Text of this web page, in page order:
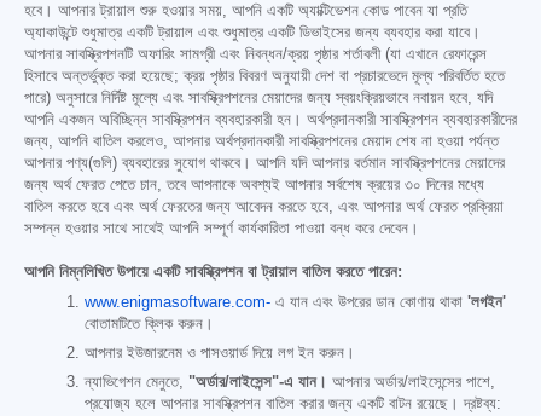
হবে। আপনার ট্রায়াল শুরু হওয়ার সময়, আপনি একটি অ্যাক্টিভেশন কোড পাবেন যা প্রতি
অ্যাকাউন্টে শুধুমাত্র একটি ট্রায়াল এবং শুধুমাত্র একটি ডিভাইসের জন্য ব্যবহার করা যাবে।
আপনার সাবস্ক্রিপশনটি অফারিং সামগ্রী এবং নিবন্ধন/ক্রয় পৃষ্ঠার শর্তাবলী (যা এখানে রেফারেন্স
হিসাবে অন্তর্ভুক্ত করা হয়েছে; ক্রয় পৃষ্ঠার বিবরণ অনুযায়ী দেশ বা প্রচারভেদে মূল্য পরিবর্তিত হতে
পারে) অনুসারে নির্দিষ্ট মূল্যে এবং সাবস্ক্রিপশনের মেয়াদের জন্য স্বয়ংক্রিয়ভাবে নবায়ন হবে, যদি
আপনি একজন অবিচ্ছিন্ন সাবস্ক্রিপশন ব্যবহারকারী হন। অর্থপ্রদানকারী সাবস্ক্রিপশন ব্যবহারকারীদের
জন্য, আপনি বাতিল করলেও, আপনার অর্থপ্রদানকারী সাবস্ক্রিপশনের মেয়াদ শেষ না হওয়া পর্যন্ত
আপনার পণ্য(গুলি) ব্যবহারের সুযোগ থাকবে। আপনি যদি আপনার বর্তমান সাবস্ক্রিপশনের মেয়াদের
জন্য অর্থ ফেরত পেতে চান, তবে আপনাকে অবশ্যই আপনার সর্বশেষ ক্রয়ের ৩০ দিনের মধ্যে
বাতিল করতে হবে এবং অর্থ ফেরতের জন্য আবেদন করতে হবে, এবং আপনার অর্থ ফেরত প্রক্রিয়া
সম্পন্ন হওয়ার সাথে সাথেই আপনি সম্পূর্ণ কার্যকারিতা পাওয়া বন্ধ করে দেবেন।
আপনি নিম্নলিখিত উপায়ে একটি সাবস্ক্রিপশন বা ট্রায়াল বাতিল করতে পারেন:
www.enigmasoftware.com- এ যান এবং উপরের ডান কোণায় থাকা 'লগইন'
বোতামটিতে ক্লিক করুন।
আপনার ইউজারনেম ও পাসওয়ার্ড দিয়ে লগ ইন করুন।
ন্যাভিগেশন মেনুতে, "অর্ডার/লাইসেন্স"-এ যান। আপনার অর্ডার/লাইসেন্সের পাশে,
প্রযোজ্য হলে আপনার সাবস্ক্রিপশন বাতিল করার জন্য একটি বাটন রয়েছে। দ্রষ্টব্য: